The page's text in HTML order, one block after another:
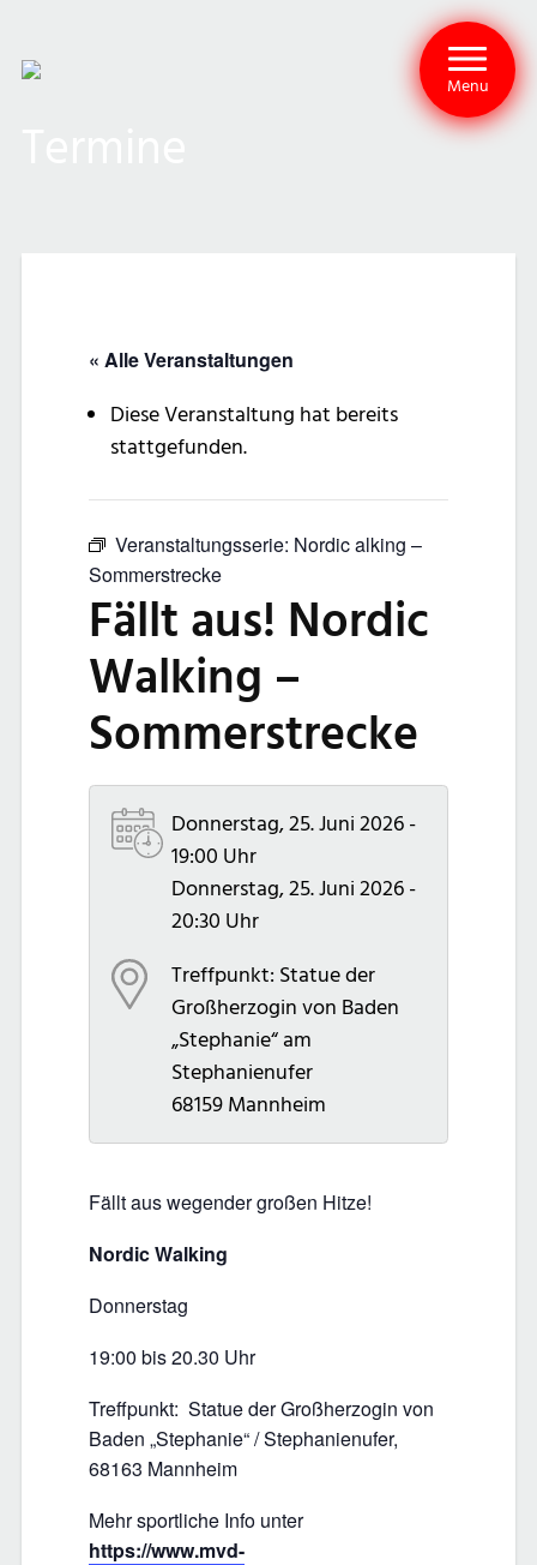
Menu
« Alle Veranstaltungen
Diese Veranstaltung hat bereits
stattgefunden.
Veranstaltungsserie: Nordic alking –
Sommerstrecke
Fällt aus! Nordic
Walking –
Sommerstrecke
Donnerstag, 25. Juni 2026 -
19:00 Uhr
Donnerstag, 25. Juni 2026 -
20:30 Uhr
Treffpunkt: Statue der
Großherzogin von Baden
„Stephanie“ am
Stephanienufer
68159 Mannheim
Fällt aus wegender großen Hitze!
Nordic Walking
Donnerstag
19:00 bis 20.30 Uhr
Treffpunkt: Statue der Großherzogin von
Baden „Stephanie“ / Stephanienufer,
68163 Mannheim
Mehr sportliche Info unter
https://www.mvd-